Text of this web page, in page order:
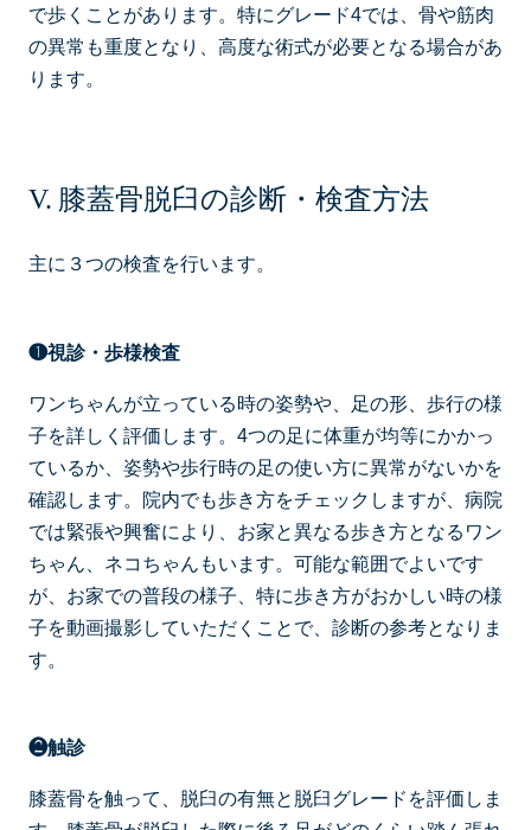
で歩くことがあります。特にグレード4では、骨や筋肉
の異常も重度となり、高度な術式が必要となる場合があ
ります。
膝蓋骨脱臼の診断・検査方法
主に３つの検査を行います。
❶視診・歩様検査
ワンちゃんが立っている時の姿勢や、足の形、歩行の様
子を詳しく評価します。4つの足に体重が均等にかかっ
ているか、姿勢や歩行時の足の使い方に異常がないかを
確認します。院内でも歩き方をチェックしますが、病院
では緊張や興奮により、お家と異なる歩き方となるワン
ちゃん、ネコちゃんもいます。可能な範囲でよいです
が、お家での普段の様子、特に歩き方がおかしい時の様
子を動画撮影していただくことで、診断の参考となりま
す。
❷触診
膝蓋骨を触って、脱臼の有無と脱臼グレードを評価しま